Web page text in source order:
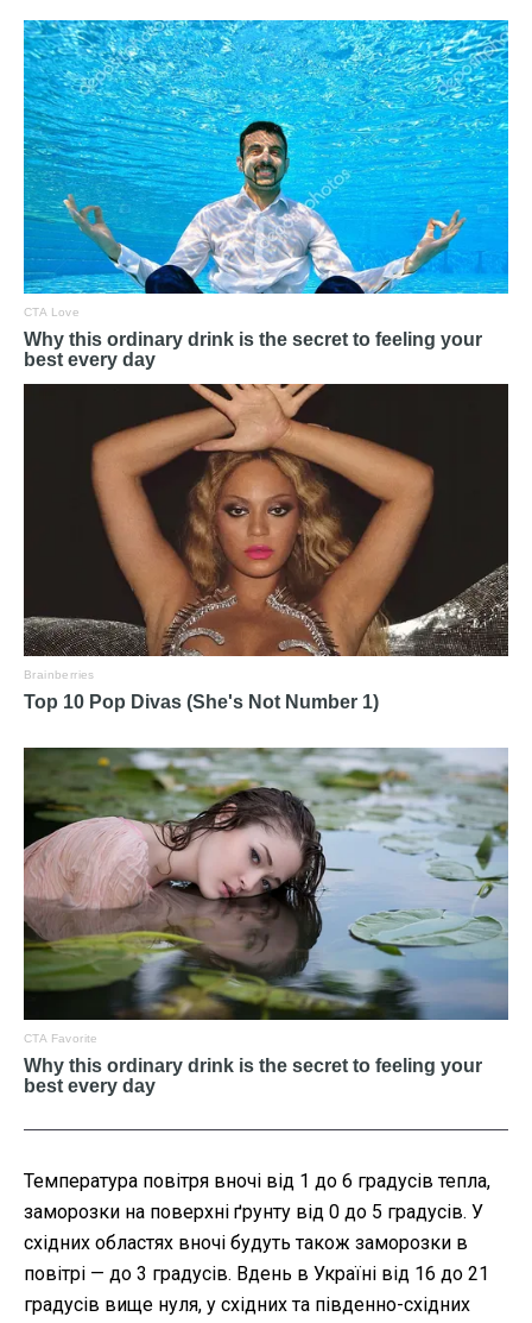
Температура повітря вночі від 1 до 6 градусів тепла,
заморозки на поверхні ґрунту від 0 до 5 градусів. У
східних областях вночі будуть також заморозки в
повітрі — до 3 градусів. Вдень в Україні від 16 до 21
градусів вище нуля, у східних та південно-східних